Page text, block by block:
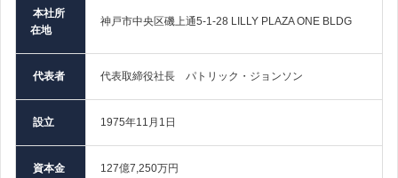
本社所
在地
神戸市中央区磯上通5-1-28 LILLY PLAZA ONE BLDG
代表者 代表取締役社長 パトリック・ジョンソン
設立 1975年11月1日
資本金 127億7,250万円